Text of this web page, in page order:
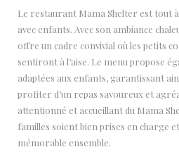
Le restaurant Mama Shelter est tout
avec enfants. Avec son ambiance
offre un cadre convivial où les petits
sentiront à l’aise. Le menu propose
adaptées aux enfants, garantissant
profiter d’un repas savoureux et
attentionné et accueillant du Mama
familles soient bien prises en charge
mémorable ensemble.